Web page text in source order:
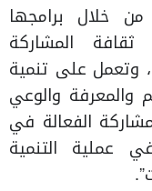
خلال برامجها
ثقافة المشاركة
وتعمل على تنمية
والوعي
الفعالة في
عملية التنمية